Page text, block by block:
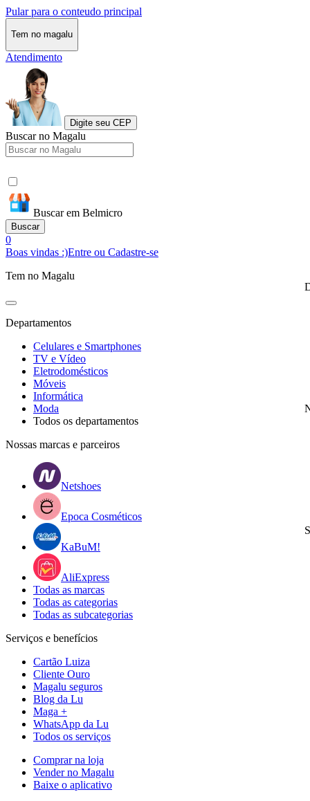
Pular para o conteudo principal
Tem no magalu
Atendimento
Digite seu CEP
Buscar no Magalu
Buscar em Belmicro
Buscar
0
Boas vindas :)Entre ou Cadastre-se
Tem no Magalu
Departamentos
Celulares e Smartphones
TV e Vídeo
Eletrodomésticos
Móveis
Informática
Moda
Todos os departamentos
Nossas marcas e parceiros
Netshoes
Epoca Cosméticos
KaBuM!
AliExpress
Todas as marcas
Todas as categorias
Todas as subcategorias
Serviços e benefícios
Cartão Luiza
Cliente Ouro
Magalu seguros
Blog da Lu
Maga +
WhatsApp da Lu
Todos os serviços
Comprar na loja
Vender no Magalu
Baixe o aplicativo